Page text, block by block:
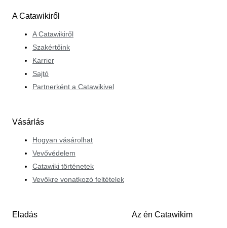
A Catawikiről
A Catawikiről
Szakértőink
Karrier
Sajtó
Partnerként a Catawikivel
Vásárlás
Hogyan vásárolhat
Vevővédelem
Catawiki történetek
Vevőkre vonatkozó feltételek
Eladás Az én Catawikim